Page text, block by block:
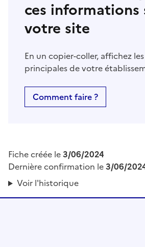
ces informations
votre site
En un copier-coller, affichez
principales de votre
Comment faire ?
Fiche créée le3/06/2024
Dernière confirmation le3/06/
Voir l'historique